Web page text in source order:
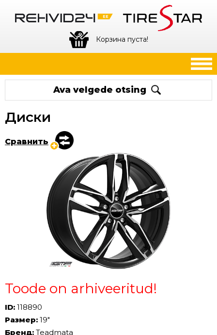
Корзина пуста!
Ava velgede otsing
Диски
Сравнить
Toode on arhiveeritud!
ID: 118890
Размер: 19"
Бренд: Teadmata